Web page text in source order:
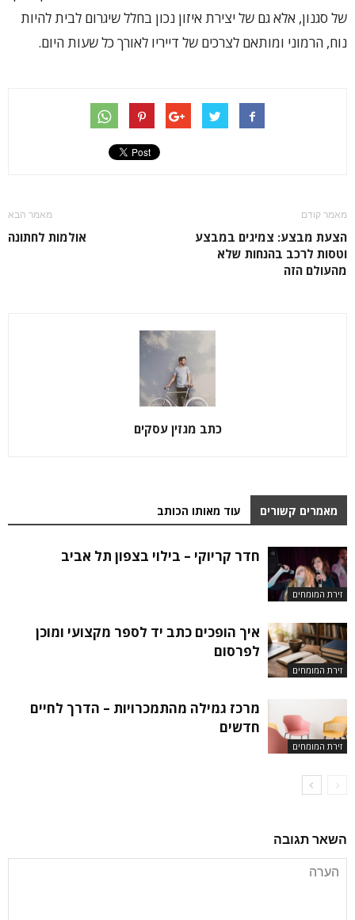
של סגנון, אלא גם של יצירת איזון נכון בחלל שיגרום לבית להיות
נוח, הרמוני ומותאם לצרכים של דייריו לאורך כל שעות היום.
מאמר קודם
הצעת מבצע: צמיגים במבצע
וטסות לרכב בהנחות שלא
מהעולם הזה
מאמר הבא
אולמות לחתונה
כתב מגזין עסקים
מאמרים קשורים עוד מאותו הכותב
זירת המומחים
חדר קריוקי – בילוי בצפון תל אביב
זירת המומחים
איך הופכים כתב יד לספר מקצועי ומוכן
לפרסום
זירת המומחים
מרכז גמילה מהתמכרויות – הדרך לחיים
חדשים
השאר תגובה